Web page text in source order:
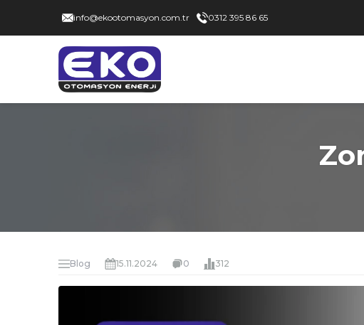
info@ekootomasyon.com.tr 0312 395 86 65
Blog 15.11.2024 0 312